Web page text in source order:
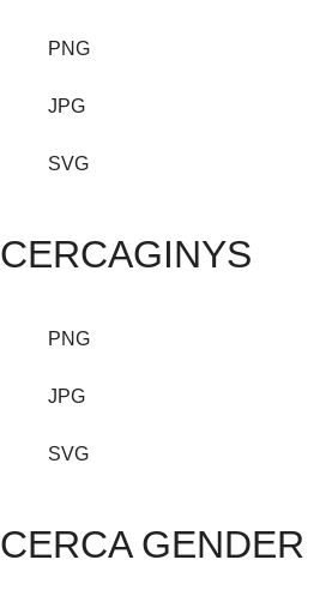
PNG
JPG
SVG
CERCAGINYS
PNG
JPG
SVG
CERCA GENDER